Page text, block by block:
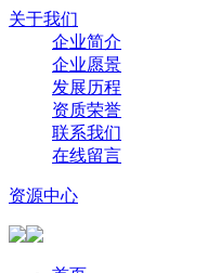
关于我们
企业简介
企业愿景
发展历程
资质荣誉
联系我们
在线留言
资源中心